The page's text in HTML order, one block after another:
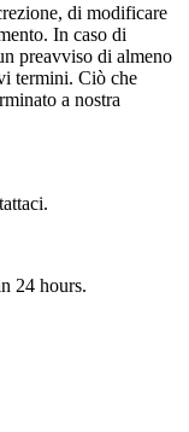
di modificare
In caso di
preavviso di almeno
termini. Ciò che
a nostra
24 hours.